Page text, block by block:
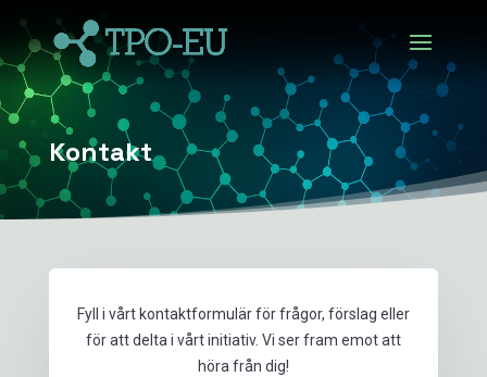
Kontakt
Fyll i vårt kontaktformulär för frågor, förslag eller
för att delta i vårt initiativ. Vi ser fram emot att
höra från dig!